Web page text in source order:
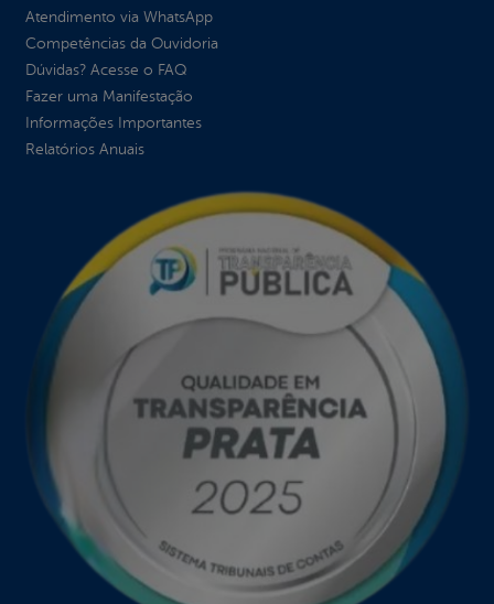
Atendimento via WhatsApp
Competências da Ouvidoria
Dúvidas? Acesse o FAQ
Fazer uma Manifestação
Informações Importantes
Relatórios Anuais